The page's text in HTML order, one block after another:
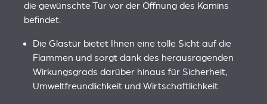
die gewünschte Tür vor der Öffnung des Kamins
befindet.
Die Glastür bietet Ihnen eine tolle Sicht auf die
Flammen und sorgt dank des herausragenden
Wirkungsgrads darüber hinaus für Sicherheit,
Umweltfreundlichkeit und Wirtschaftlichkeit.